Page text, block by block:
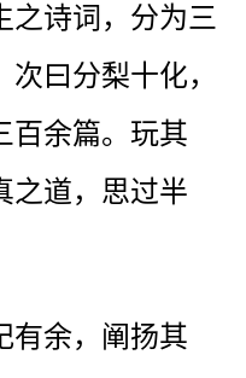
之诗词，分为三
曰分梨十化，
百余篇。玩其
之道，思过半
有余，阐扬其